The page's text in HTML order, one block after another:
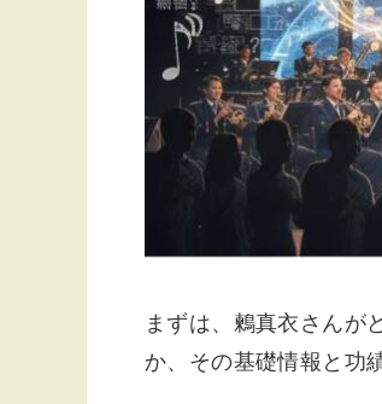
まずは、鶫真衣さんが
か、その基礎情報と功